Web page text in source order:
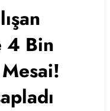
4 Bin